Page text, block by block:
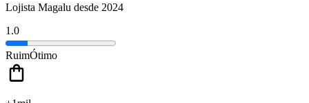
Lojista Magalu desde 2024
1.0
RuimÓtimo